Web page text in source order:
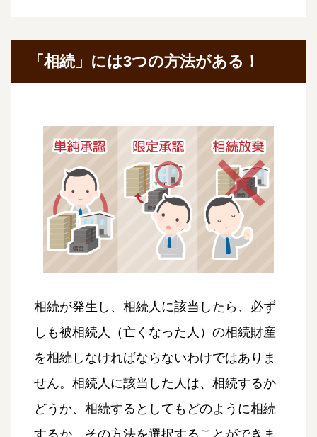
「相続」には3つの方法がある！
相続が発生し、相続人に該当したら、必ず
しも被相続人（亡くなった人）の相続財産
を相続しなければならないわけではありま
せん。相続人に該当した人は、相続するか
どうか、相続するとしてもどのように相続